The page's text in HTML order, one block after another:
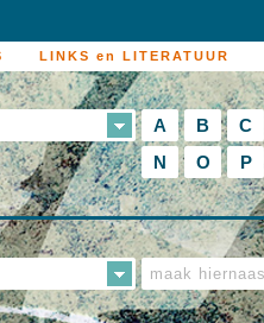
LINKS en LITERATUUR
A B C
N
O P